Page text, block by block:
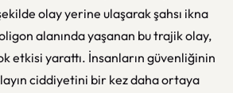
olay yerine ulaşarak şahsı ikna
alanında yaşanan bu trajik olay,
etkisi yarattı. İnsanların güvenliğinin
ciddiyetini bir kez daha ortaya